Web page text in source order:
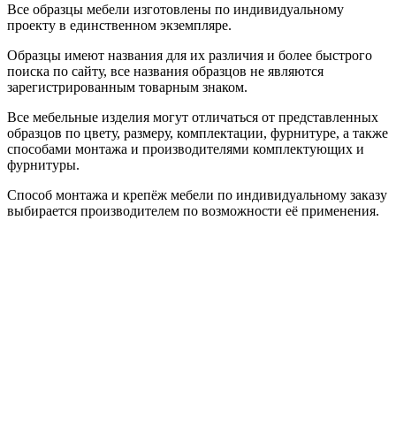
Все образцы мебели изготовлены по индивидуальному
проекту в единственном экземпляре.
Образцы имеют названия для их различия и более быстрого
поиска по сайту, все названия образцов не являются
зарегистрированным товарным знаком.
Все мебельные изделия могут отличаться от представленных
образцов по цвету, размеру, комплектации, фурнитуре, а также
способами монтажа и производителями комплектующих и
фурнитуры.
Способ монтажа и крепёж мебели по индивидуальному заказу
выбирается производителем по возможности её применения.